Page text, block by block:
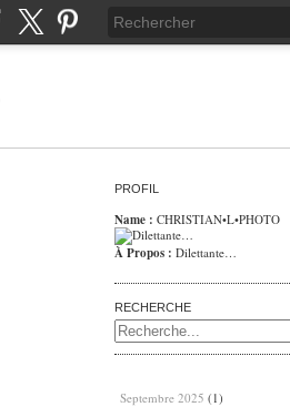
PROFIL
Name : CHRISTIAN•L•PHOTO
À Propos : Dilettante…
RECHERCHE
Septembre 2025 (1)